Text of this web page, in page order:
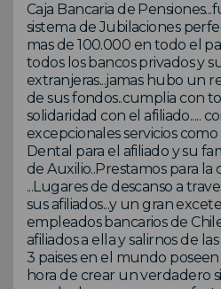
Caja Bancaria de
sistema de Jubilaciones
mas de 100.000 en todo el
todos los bancos privados y
extranjeras...jamas hubo un
de sus fondos..cumplia con
solidaridad con el afiliado.....
excepcionales servicios
Dental para el afiliado y su
de Auxilio..Prestamos para la
...Lugares de descanso a
sus afiliados...y un gran
empleados bancarios de
afiliados a ella y salirnos de
3 paises en el mundo poseen
hora de crear un verdadero